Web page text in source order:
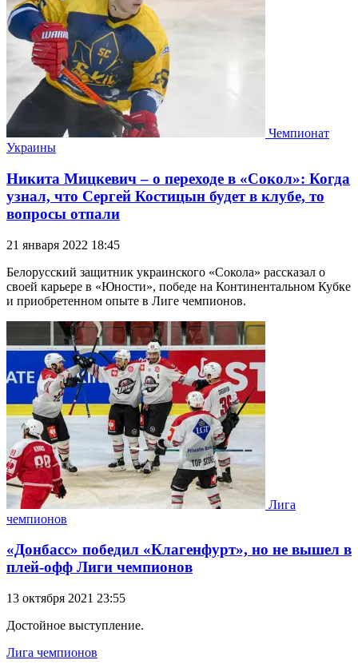
Чемпионат
Украины
Никита Мицкевич – о переходе в «Сокол»: Когда
узнал, что Сергей Костицын будет в клубе, то
вопросы отпали
21 января 2022 18:45
Белорусский защитник украинского «Сокола» рассказал о
своей карьере в «Юности», победе на Континентальном Кубке
и приобретенном опыте в Лиге чемпионов.
Лига
чемпионов
«Донбасс» победил «Клагенфурт», но не вышел в
плей-офф Лиги чемпионов
13 октября 2021 23:55
Достойное выступление.
Лига чемпионов